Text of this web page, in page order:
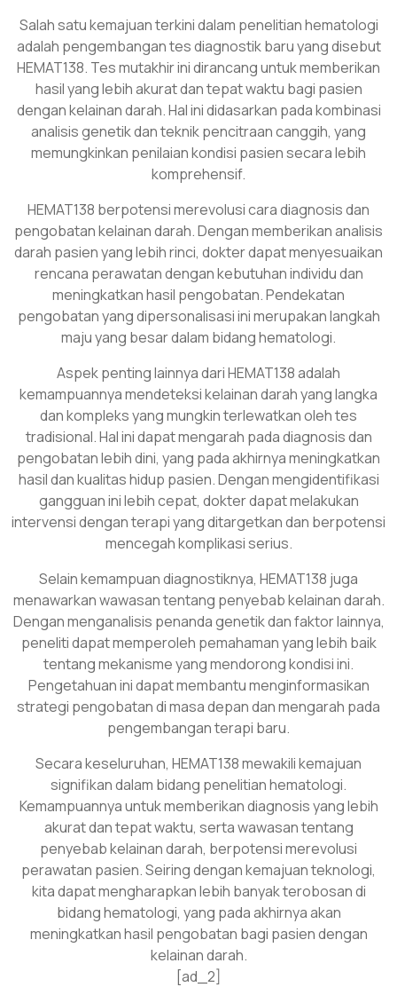
Salah satu kemajuan terkini dalam penelitian hematologi
adalah pengembangan tes diagnostik baru yang disebut
HEMAT138. Tes mutakhir ini dirancang untuk memberikan
hasil yang lebih akurat dan tepat waktu bagi pasien
dengan kelainan darah. Hal ini didasarkan pada kombinasi
analisis genetik dan teknik pencitraan canggih, yang
memungkinkan penilaian kondisi pasien secara lebih
komprehensif.
HEMAT138 berpotensi merevolusi cara diagnosis dan
pengobatan kelainan darah. Dengan memberikan analisis
darah pasien yang lebih rinci, dokter dapat menyesuaikan
rencana perawatan dengan kebutuhan individu dan
meningkatkan hasil pengobatan. Pendekatan
pengobatan yang dipersonalisasi ini merupakan langkah
maju yang besar dalam bidang hematologi.
Aspek penting lainnya dari HEMAT138 adalah
kemampuannya mendeteksi kelainan darah yang langka
dan kompleks yang mungkin terlewatkan oleh tes
tradisional. Hal ini dapat mengarah pada diagnosis dan
pengobatan lebih dini, yang pada akhirnya meningkatkan
hasil dan kualitas hidup pasien. Dengan mengidentifikasi
gangguan ini lebih cepat, dokter dapat melakukan
intervensi dengan terapi yang ditargetkan dan berpotensi
mencegah komplikasi serius.
Selain kemampuan diagnostiknya, HEMAT138 juga
menawarkan wawasan tentang penyebab kelainan darah.
Dengan menganalisis penanda genetik dan faktor lainnya,
peneliti dapat memperoleh pemahaman yang lebih baik
tentang mekanisme yang mendorong kondisi ini.
Pengetahuan ini dapat membantu menginformasikan
strategi pengobatan di masa depan dan mengarah pada
pengembangan terapi baru.
Secara keseluruhan, HEMAT138 mewakili kemajuan
signifikan dalam bidang penelitian hematologi.
Kemampuannya untuk memberikan diagnosis yang lebih
akurat dan tepat waktu, serta wawasan tentang
penyebab kelainan darah, berpotensi merevolusi
perawatan pasien. Seiring dengan kemajuan teknologi,
kita dapat mengharapkan lebih banyak terobosan di
bidang hematologi, yang pada akhirnya akan
meningkatkan hasil pengobatan bagi pasien dengan
kelainan darah.
[ad_2]